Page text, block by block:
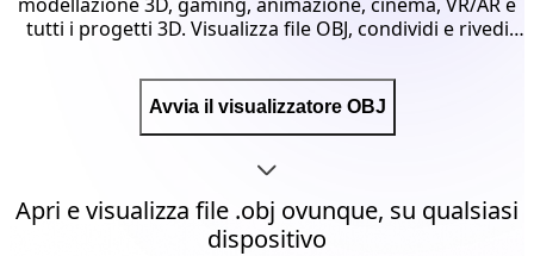
tutti i progetti 3D. Visualizza file OBJ, condividi e rivedi
controlli interattivi intuitivi.
Avvia il visualizzatore OBJ
Apri e visualizza file .obj ovunque, su qualsiasi
dispositivo